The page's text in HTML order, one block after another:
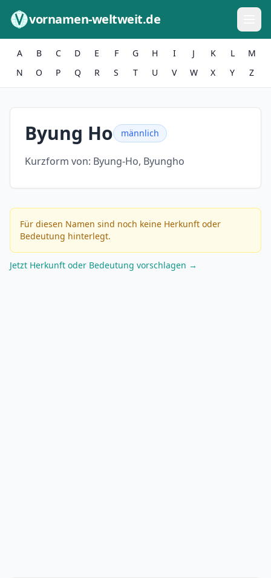
vornamen-weltweit.de
A B C D E F G H I J K L
M
N
O P Q R S T U V W X Y Z
Byung Ho männlich
Kurzform von: Byung-Ho, Byungho
Für diesen Namen sind noch keine Herkunft oder
Bedeutung hinterlegt.
Jetzt Herkunft oder Bedeutung vorschlagen →